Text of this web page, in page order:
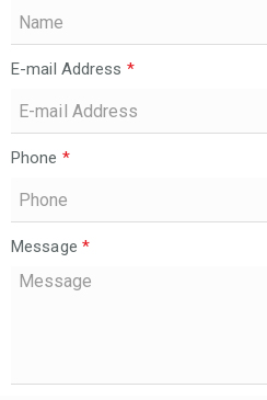
E-mail Address *
Phone *
Message *